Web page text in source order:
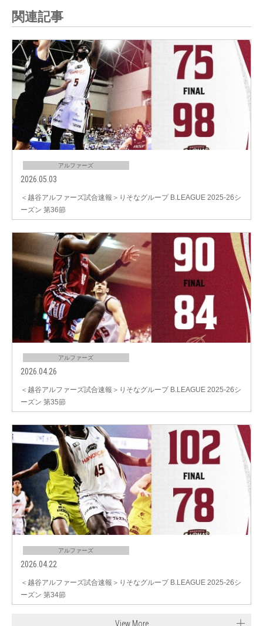
関連記事
アルファーズ
2026.05.03
＜越谷アルファーズ試合速報＞りそなグループ B.LEAGUE 2025-26シ
ーズン 第36節
アルファーズ
2026.04.26
＜越谷アルファーズ試合速報＞りそなグループ B.LEAGUE 2025-26シ
ーズン 第35節
アルファーズ
2026.04.22
＜越谷アルファーズ試合速報＞りそなグループ B.LEAGUE 2025-26シ
ーズン 第34節
View More